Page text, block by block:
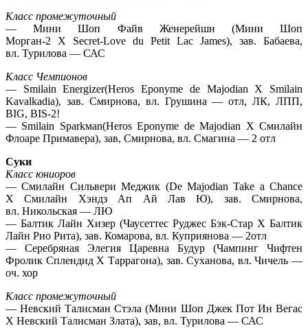
Класс промежуточный
— Мини Шоп Файв Женерейшн (Мини Шоп
Морган-2 Х Secret-Love du Petit Lac James), зав. Бабаева,
вл. Турилова — САС
Класс Чемпионов
— Smilain Energizer(Heros Eponyme de Majodian Х Smilain
Kavalkadia), зав. Смирнова, вл. Грушина — отл, ЛК, ЛПП,
BIG, BIS-2!
— Smilain Sparkмan(Heros Eponyme de Majodian Х Смилайн
Флоаре Примавера), зав, Смирнова, вл. Смагина — 2 отл
Суки
Класс юниоров
— Смилайн Сильвери Меджик (De Majodian Take a Chance
Х Смилайн Хэндз Ап Ай Лав Ю), зав. Смирнова,
вл. Никольская — ЛЮ
— Балтик Лайн Хизер (Чаусеттес Руджес Бэк-Стар Х Балтик
Лайн Рио Рита), зав. Комарова, вл. Куприянова — 2отл
— Серебряная Элегия Царевна Будур (Чампинг Чифтен
Фролик Сплендид Х Таррагона), зав. Суханова, вл. Чичель —
оч. хор
Класс промежуточный
— Невский Талисман Стэла (Мини Шоп Джек Пот Ин Вегас
Х Невский Талисман Злата), зав, вл. Турилова — САС